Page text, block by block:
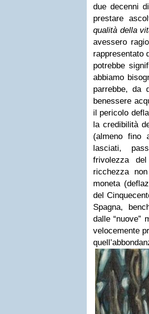
due decenni
prestare
qualità della
avessero
rappresentato
potrebbe
abbiamo
parrebbe, da
benessere
il pericolo
la credibilità
(almeno fino
lasciati,
frivolezza
ricchezza
moneta
del
Spagna,
dalle “nuove”
velocemente